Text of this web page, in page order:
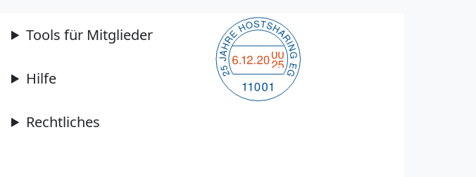
Tools für Mitglieder
Hilfe
Rechtliches